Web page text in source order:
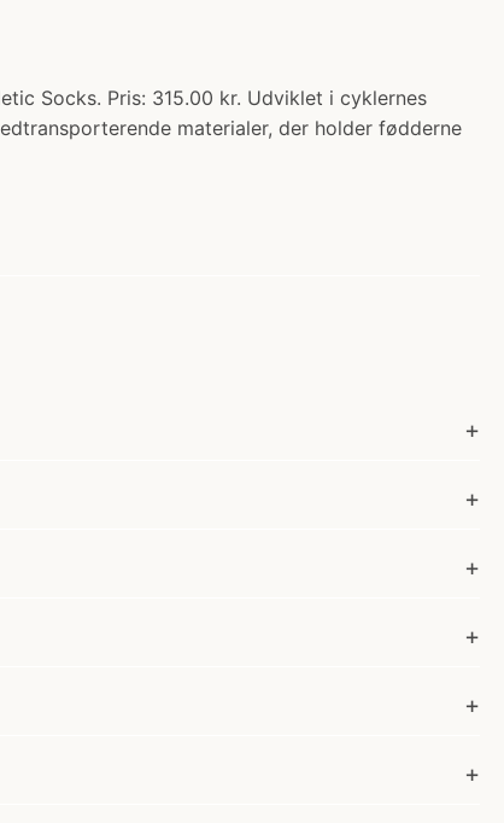
Socks. Pris: 315.00 kr. Udviklet i cyklernes
materialer, der holder fødderne